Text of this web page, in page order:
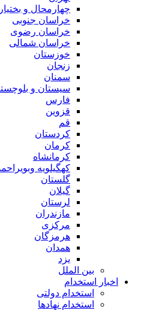
چهارمحال و
خراسان جنوبی
خراسان رضوی
خراسان شمالی
خوزستان
زنجان
سمنان
سیستان و
فارس
قزوین
قم
کردستان
کرمان
کرمانشاه
کهگیلویه
گلستان
گیلان
لرستان
مازندران
مرکزی
هرمزگان
همدان
یزد
بین الملل
اخبار استخدام
استخدام دولتی
استخدام نهادها